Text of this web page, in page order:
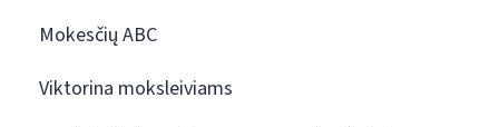
Mokesčių ABC
Viktorina moksleiviams